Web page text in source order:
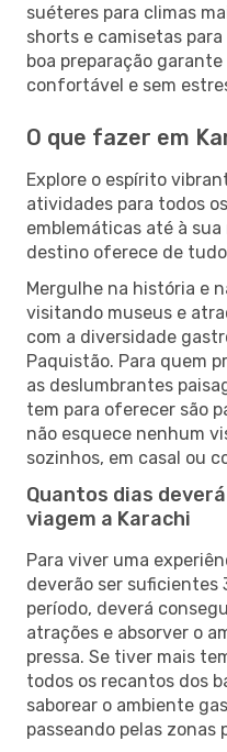
suéteres para climas
shorts e camisetas
boa preparação
confortável e sem
O que fazer em
Explore o espírito
atividades para todos
emblemáticas até à
destino oferece de
Mergulhe na história e
visitando museus e
com a diversidade
Paquistão. Para quem
as deslumbrantes
tem para oferecer são
não esquece nenhum
sozinhos, em casal ou
Quantos dias
viagem a Karachi
Para viver uma
deverão ser suficientes
período, deverá
atrações e absorver o
pressa. Se tiver mais
todos os recantos dos
saborear o ambiente
passeando pelas zonas